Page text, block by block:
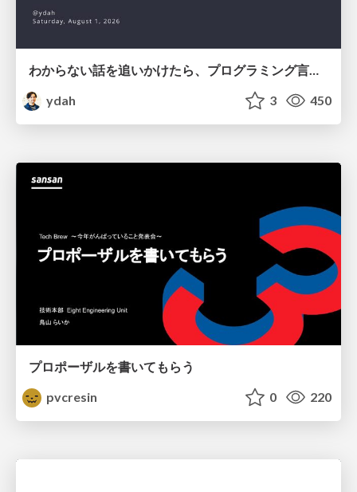
わからない話を追いかけたら、プログラミング言語を作る側にいた
ydah
3 450
プロポーザルを書いてもらう
pvcresin
0 220